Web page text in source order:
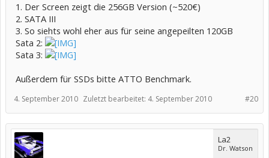
1. Der Screen zeigt die 256GB Version (~520€)
2. SATA III
3. So siehts wohl eher aus für seine angepeilten 120GB
Sata 2:
Sata 3:
Außerdem für SSDs bitte ATTO Benchmark.
#20
4. September 2010 Zuletzt bearbeitet: 4. September 2010
La2
Dr. Watson